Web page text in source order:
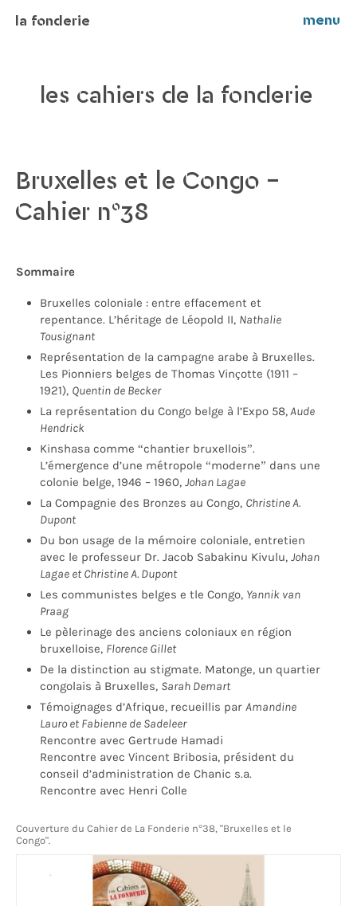
la fonderie menu
les cahiers de la fonderie
Bruxelles et le Congo –
Cahier n°38
Sommaire
Bruxelles coloniale : entre effacement et
repentance. L’héritage de Léopold II, Nathalie
Tousignant
Représentation de la campagne arabe à Bruxelles.
Les Pionniers belges de Thomas Vinçotte (1911 –
1921), Quentin de Becker
La représentation du Congo belge à l’Expo 58,Aude
Hendrick
Kinshasa comme “chantier bruxellois”.
L’émergence d’une métropole “moderne” dans une
colonie belge, 1946 – 1960, Johan Lagae
La Compagnie des Bronzes au Congo, Christine A.
Dupont
Du bon usage de la mémoire coloniale, entretien
avec le professeur Dr. Jacob Sabakinu Kivulu, Johan
Lagae et Christine A. Dupont
Les communistes belges e tle Congo, Yannik van
Praag
Le pèlerinage des anciens coloniaux en région
bruxelloise, Florence Gillet
De la distinction au stigmate. Matonge, un quartier
congolais à Bruxelles, Sarah Demart
Témoignages d’Afrique, recueillis par Amandine
Lauro et Fabienne de Sadeleer
Rencontre avec Gertrude Hamadi
Rencontre avec Vincent Bribosia, président du
conseil d’administration de Chanic s.a.
Rencontre avec Henri Colle
Couverture du Cahier de La Fonderie n°38, "Bruxelles et le
Congo".